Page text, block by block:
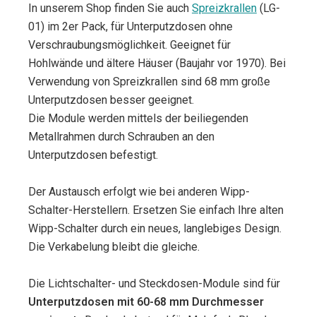
In unserem Shop finden Sie auch Spreizkrallen (LG-
01) im 2er Pack, für Unterputzdosen ohne
Verschraubungsmöglichkeit. Geeignet für
Hohlwände und ältere Häuser (Baujahr vor 1970). Bei
Verwendung von Spreizkrallen sind 68 mm große
Unterputzdosen besser geeignet.
Die Module werden mittels der beiliegenden
Metallrahmen durch Schrauben an den
Unterputzdosen befestigt.
Der Austausch erfolgt wie bei anderen Wipp-
Schalter-Herstellern. Ersetzen Sie einfach Ihre alten
Wipp-Schalter durch ein neues, langlebiges Design.
Die Verkabelung bleibt die gleiche.
Die Lichtschalter- und Steckdosen-Module sind für
Unterputzdosen mit 60-68 mm Durchmesser